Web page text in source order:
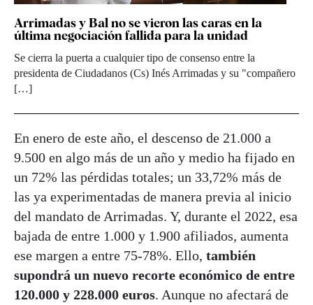
Arrimadas y Bal no se vieron las caras en la
última negociación fallida para la unidad
Se cierra la puerta a cualquier tipo de consenso entre la
presidenta de Ciudadanos (Cs) Inés Arrimadas y su "compañero
[…]
En enero de este año, el descenso de 21.000 a
9.500 en algo más de un año y medio ha fijado en
un 72% las pérdidas totales; un 33,72% más de
las ya experimentadas de manera previa al inicio
del mandato de Arrimadas. Y, durante el 2022, esa
bajada de entre 1.000 y 1.900 afiliados, aumenta
ese margen a entre 75-78%. Ello, también
supondrá un nuevo recorte económico de entre
120.000 y 228.000 euros. Aunque no afectará de